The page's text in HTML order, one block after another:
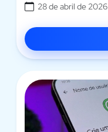
28 de abril de 2026